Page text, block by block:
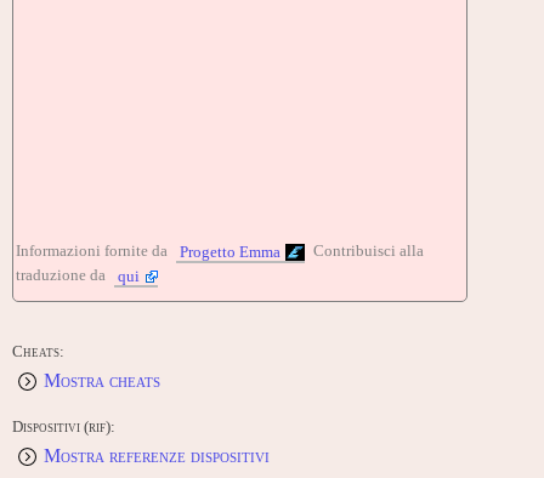
Informazioni fornite da Progetto Emma
Contribuisci alla
traduzione da
qui
Cheats:
Mostra cheats
Dispositivi (rif):
Mostra referenze dispositivi